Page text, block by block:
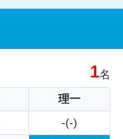
1名
理一
-(-)